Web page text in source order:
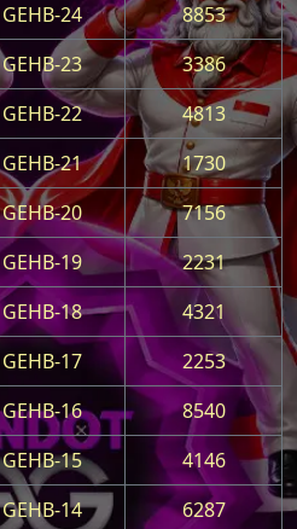
GEHB-24
8853
GEHB-23
3386
GEHB-22
4813
GEHB-21
1730
GEHB-20
7156
GEHB-19
2231
GEHB-18
4321
GEHB-17
2253
GEHB-16
8540
GEHB-15
4146
GEHB-14
6287